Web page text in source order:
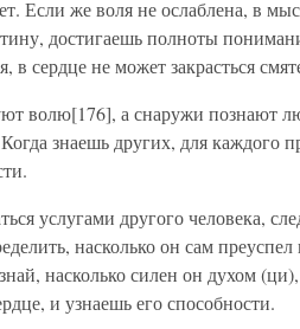
Если же воля не ослаблена, в
достигаешь полноты
в сердце не может закрасться
волю[176], а снаружи познают
знаешь других, для каждого
услугами другого человека,
насколько он сам
насколько силен он духом
и узнаешь его способности.